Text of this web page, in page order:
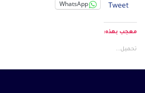
المؤسسات.
Tweet
WhatsApp
معجب بهذه:
تحميل...